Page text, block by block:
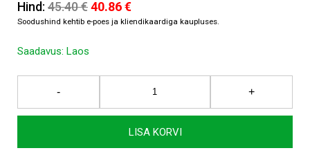
Hind: 45.40€Algne
hind
40.86€Current
price
Saadavus: Laos
-
põrandasegu
Weber
kogus
+
LISA KORVI